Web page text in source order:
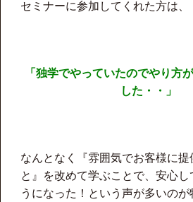
セミナーに参加してくれた方は、
「独学でやっていたのでやり方
した・・」
なんとなく『雰囲気でお客様に提
と』を改めて学ぶことで、安心し
うになった！という声が多いのが